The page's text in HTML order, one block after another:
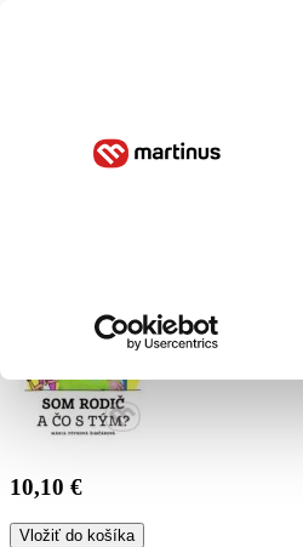
10,10 €
Vložiť do košíka